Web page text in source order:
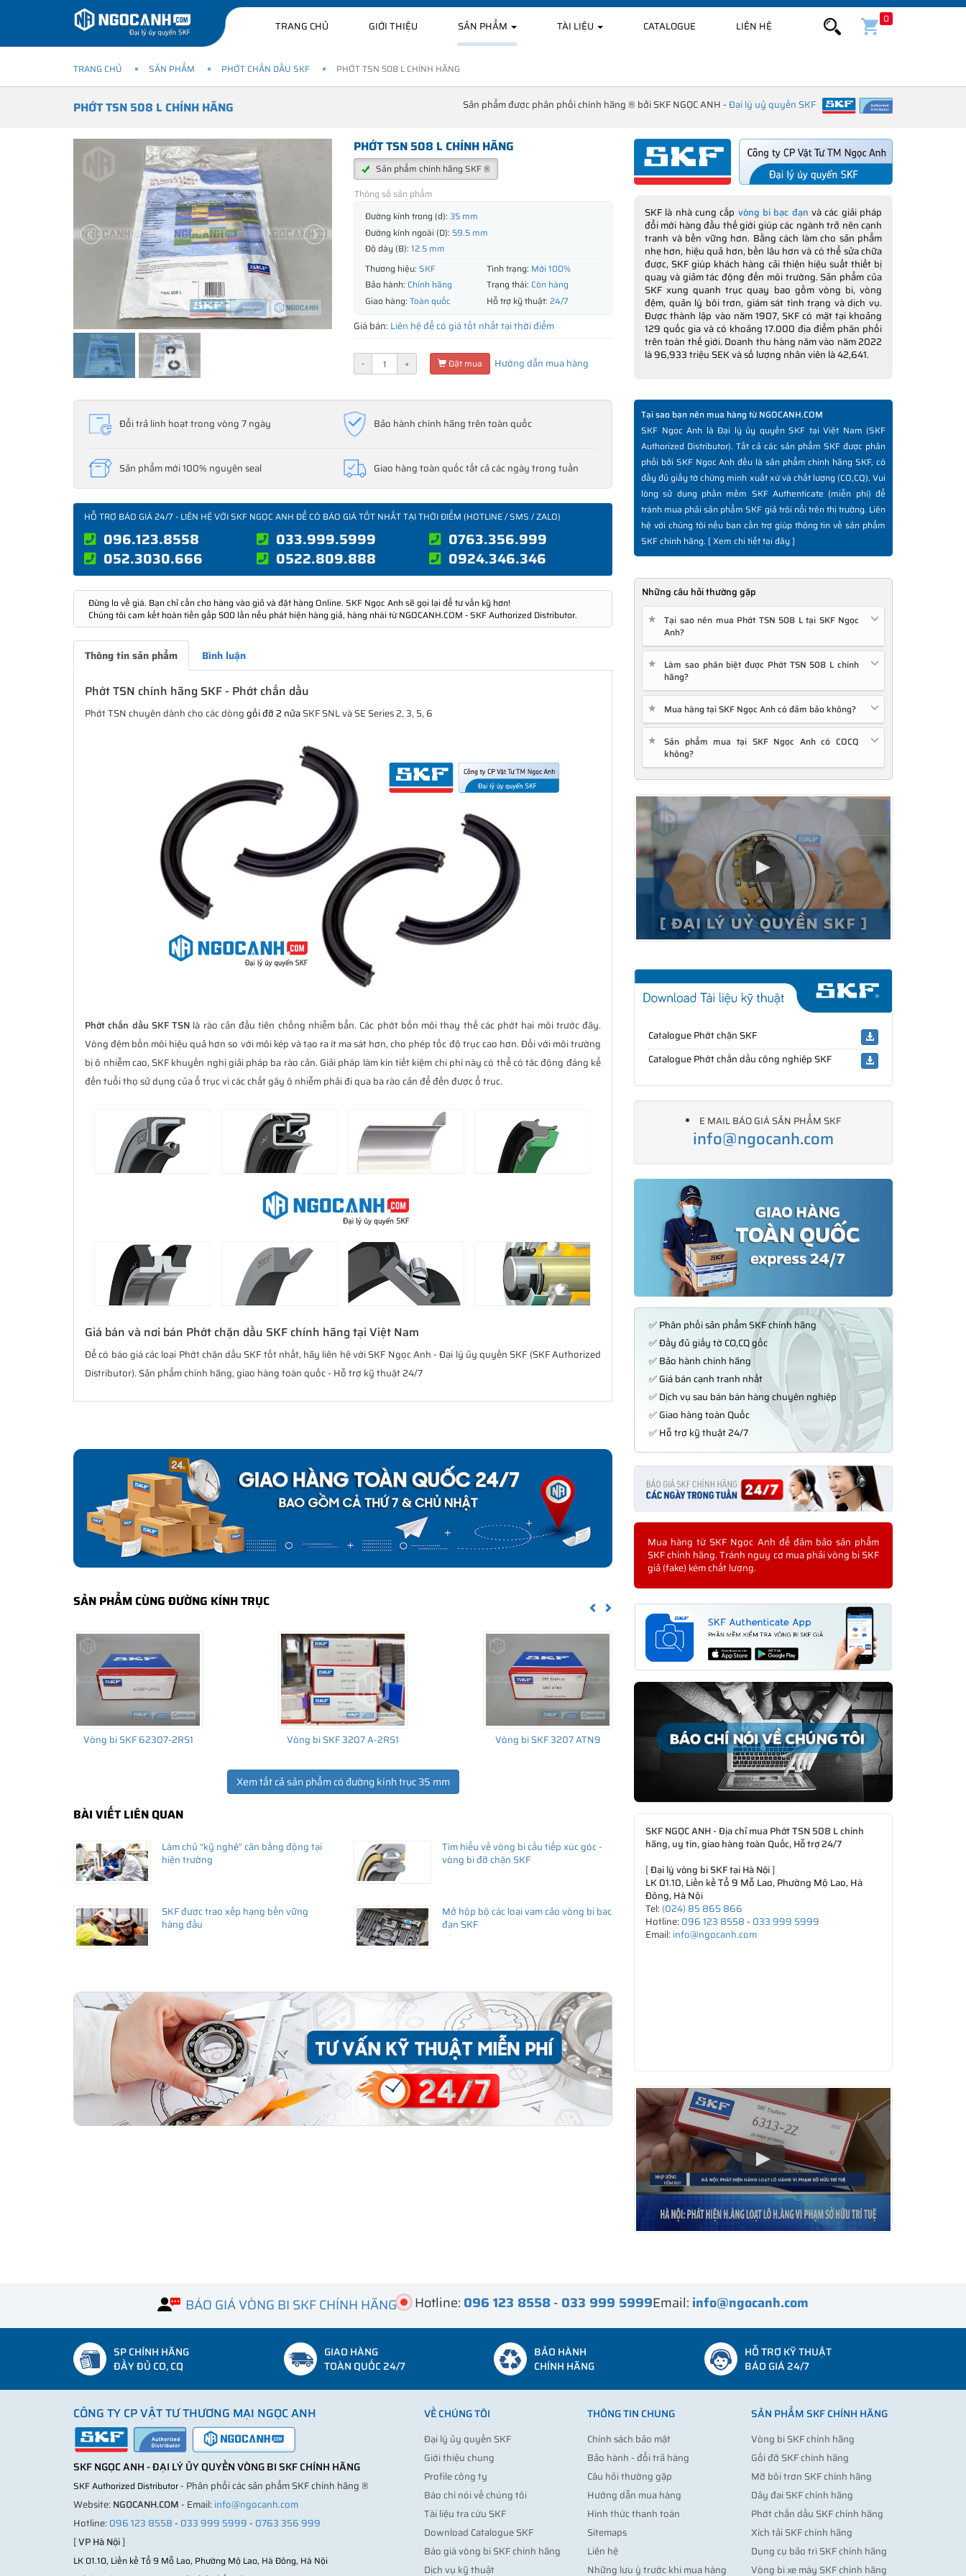
TRANG CHỦ GIỚI THIỆU SẢN PHẨM TÀI LIỆU CATALOGUE LIÊN HỆ
0
TRANG CHỦ SẢN PHẨM PHỚT CHẮN DẦU SKF PHỚT TSN 508 L CHÍNH HÃNG
PHỚT TSN 508 L CHÍNH HÃNG Sản phẩm được phân phối chính hãng ® bởi SKF NGỌC ANH -Đại lý uỷ quyền SKF
PHỚT TSN 508 L CHÍNH HÃNG
Sản phẩm chính hãng SKF ®
Thông số sản phẩm
Đường kính trong (d): 35 mm
Đường kính ngoài (D): 59.5 mm
Độ dày (B): 12.5 mm
Thương hiệu: SKF Tình trạng: Mới 100%
Bảo hành: Chính hãng Trạng thái: Còn hàng
Giao hàng: Toàn quốc Hỗ trợ kỹ thuật: 24/7
Giá bán: Liên hệ để có giá tốt nhất tại thời điểm
- + Đặt mua Hướng dẫn mua hàng
Đổi trả linh hoạt trong vòng 7 ngày Bảo hành chính hãng trên toàn quốc
Sản phẩm mới 100% nguyên seal Giao hàng toàn quốc tất cả các ngày trong tuần
HỖ TRỢ BÁO GIÁ 24/7 - LIÊN HỆ VỚI SKF NGỌC ANH ĐỂ CÓ BÁO GIÁ TỐT NHẤT TẠI THỜI ĐIỂM (HOTLINE / SMS / ZALO)
096.123.8558 033.999.5999
0763.356.999
052.3030.666
0522.809.888 0924.346.346
Đừng lo về giá. Bạn chỉ cần cho hàng vào giỏ và đặt hàng Online. SKF Ngọc Anh sẽ gọi lại để tư vấn kỹ hơn!
Chúng tôi cam kết hoàn tiền gấp 500 lần nếu phát hiện hàng giả, hàng nhái từ NGOCANH.COM - SKF Authorized Distributor.
Thông tin sản phẩm Bình luận
Phớt TSN chính hãng SKF - Phớt chắn dầu
Phớt TSN chuyên dành cho các dònggối đỡ 2 nửaSKF SNL và SE Series 2, 3, 5, 6
Phớt chắn dầu SKF TSN là rào cản đầu tiên chống nhiễm bẩn. Các phớt bốn môi thay thế các phớt hai môi trước đây.
Vòng đệm bốn môi hiệu quả hơn so với môi kép và tạo ra ít ma sát hơn, cho phép tốc độ trục cao hơn. Đối với môi trường
bị ô nhiễm cao, SKF khuyến nghị giải pháp ba rào cản. Giải pháp làm kín tiết kiệm chi phí này có thể có tác động đáng kể
đến tuổi thọ sử dụng của ổ trục vì các chất gây ô nhiễm phải đi qua ba rào cản để đến được ổ trục.
Giá bán và nơi bán Phớt chặn dầu SKF chính hãng tại Việt Nam
Để có báo giá các loại Phớt chặn dầu SKF tốt nhất, hãy liên hệ với SKF Ngọc Anh - Đại lý ủy quyền SKF (SKF Authorized
Distributor). Sản phẩm chính hãng, giao hàng toàn quốc - Hỗ trợ kỹ thuật 24/7
SẢN PHẨM CÙNG ĐƯỜNG KÍNH TRỤC Previous
Vòng bi SKF 62307-2RS1 Vòng bi SKF 3207 A-2RS1 Vòng bi SKF 3207 ATN9
Xem tất cả sản phẩm có đường kính trục 35 mm
BÀI VIẾT LIÊN QUAN
Làm chủ “kỹ nghệ” cân bằng động tại
hiện trường
Tìm hiểu về vòng bi cầu tiếp xúc góc -
vòng bi đỡ chặn SKF
SKF được trao xếp hạng bền vững
hàng đầu
Mở hộp bộ các loại vam cảo vòng bi bạc
đạn SKF
SKF là nhà cung cấp vòng bi bạc đạn và các giải pháp
đổi mới hàng đầu thế giới giúp các ngành trở nên cạnh
tranh và bền vững hơn. Bằng cách làm cho sản phẩm
nhẹ hơn, hiệu quả hơn, bền lâu hơn và có thể sửa chữa
được, SKF giúp khách hàng cải thiện hiệu suất thiết bị
quay và giảm tác động đến môi trường. Sản phẩm của
SKF xung quanh trục quay bao gồm vòng bi, vòng
đệm, quản lý bôi trơn, giám sát tình trạng và dịch vụ.
Được thành lập vào năm 1907, SKF có mặt tại khoảng
129 quốc gia và có khoảng 17.000 địa điểm phân phối
trên toàn thế giới. Doanh thu hàng năm vào năm 2022
là 96,933 triệu SEK và số lượng nhân viên là 42,641.
Tại sao bạn nên mua hàng từ NGOCANH.COM
SKF Ngọc Anh là Đại lý ủy quyền SKF tại Việt Nam (SKF
Authorized Distributor). Tất cả các sản phẩm SKF được phân
phối bởi SKF Ngọc Anh đều là sản phẩm chính hãng SKF, có
đầy đủ giấy tờ chứng minh xuất xứ và chất lượng (CO,CQ). Vui
lòng sử dụng phần mềm SKF Authenticate (miễn phí) để
tránh mua phải sản phẩm SKF giả trôi nổi trên thị trường. Liên
hệ với chúng tôi nếu bạn cần trợ giúp thông tin về sản phẩm
SKF chính hãng. [Xem chi tiết tại đây]
Những câu hỏi thường gặp
★
Tại sao nên mua Phớt TSN 508 L tại SKF Ngọc
Anh?
★
Làm sao phân biệt được Phớt TSN 508 L chính
hãng?
★ Mua hàng tại SKF Ngọc Anh có đảm bảo không?
★
Sản phẩm mua tại SKF Ngọc Anh có COCQ
không?
Catalogue Phớt chặn SKF
Catalogue Phớt chắn dầu công nghiệp SKF
E MAIL BÁO GIÁ SẢN PHẨM SKF
info@ngocanh.com
✅ Phân phối sản phẩm SKF chính hãng
✅ Đầy đủ giấy tờ CO,CQ gốc
✅ Bảo hành chính hãng
✅ Giá bán cạnh tranh nhất
✅ Dịch vụ sau bán bán hàng chuyên nghiệp
✅ Giao hàng toàn Quốc
✅ Hỗ trợ kỹ thuật 24/7
Mua hàng từ SKF Ngọc Anh để đảm bảo sản phẩm
SKF chính hãng. Tránh nguy cơ mua phải vòng bi SKF
giả (fake) kém chất lượng.
SKF NGỌC ANH - Địa chỉ mua Phớt TSN 508 L chính
hãng, uy tín, giao hàng toàn Quốc, Hỗ trợ 24/7
[Đại lý vòng bi SKF tại Hà Nội]
LK 01.10, Liền kề Tổ 9 Mỗ Lao, Phường Mộ Lao, Hà
Đông, Hà Nội
Tel: (024) 85 865 866
Hotline: 096 123 8558- 033 999 5999
Email: info@ngocanh.com
BÁO GIÁ VÒNG BI SKF CHÍNH HÃNG Hotline: 096 123 8558- 033 999 5999Email: info@ngocanh.com
SP CHÍNH HÃNG
ĐẦY ĐỦ CO, CQ
GIAO HÀNG
TOÀN QUỐC 24/7
BẢO HÀNH
CHÍNH HÃNG
HỖ TRỢ KỸ THUẬT
BÁO GIÁ 24/7
CÔNG TY CP VẬT TƯ THƯƠNG MẠI NGỌC ANH
SKF NGỌC ANH - ĐẠI LÝ ỦY QUYỀN VÒNG BI SKF CHÍNH HÃNG
SKF Authorized Distributor- Phân phối các sản phẩm SKF chính hãng ®
Website: NGOCANH.COM- Email: info@ngocanh.com
Hotline: 096 123 8558- 033 999 5999- 0763 356 999
[VP Hà Nội]
LK 01.10, Liền kề Tổ 9 Mỗ Lao, Phường Mộ Lao, Hà Đông, Hà Nội
VỀ CHÚNG TÔI
Đại lý ủy quyền SKF
Giới thiệu chung
Profile công ty
Báo chí nói về chúng tôi
Tài liệu tra cứu SKF
Download Catalogue SKF
Báo giá vòng bi SKF chính hãng
Dịch vụ kỹ thuật
THÔNG TIN CHUNG
Chính sách bảo mật
Bảo hành - đổi trả hàng
Câu hỏi thường gặp
Hướng dẫn mua hàng
Hình thức thanh toán
Sitemaps
Liên hệ
Những lưu ý trước khi mua hàng
SẢN PHẨM SKF CHÍNH HÃNG
Vòng bi SKF chính hãng
Gối đỡ SKF chính hãng
Mỡ bôi trơn SKF chính hãng
Dây đai SKF chính hãng
Phớt chắn dầu SKF chính hãng
Xích tải SKF chính hãng
Dụng cụ bảo trì SKF chính hãng
Vòng bi xe máy SKF chính hãng